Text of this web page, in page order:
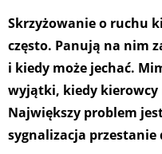
Skrzyżowanie o ruchu
często. Panują na nim
i kiedy może jechać.
wyjątki, kiedy kierowcy
Największy problem
sygnalizacja przestanie